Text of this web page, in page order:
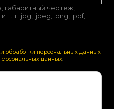
габаритный чертеж,
т.п. .jpg, .jpeg, .png, .pdf,
обработки персональных данных
данных.